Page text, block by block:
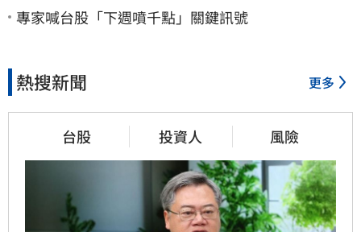
專家喊台股「下週噴千點」關鍵訊號
熱搜新聞 更多
台股 投資人 風險